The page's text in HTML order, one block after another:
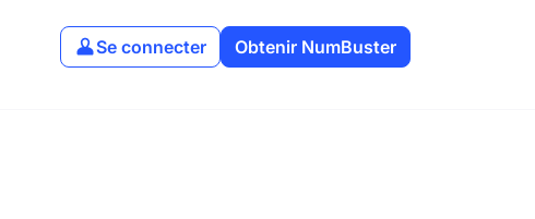
Se connecter Obtenir NumBuster